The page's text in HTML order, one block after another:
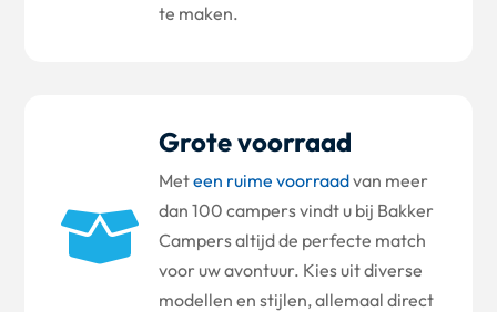
te maken.

Grote voorraad
Meteen ruime voorraadvan meer
dan 100 campers vindt u bij Bakker
Campers altijd de perfecte match
voor uw avontuur. Kies uit diverse
modellen en stijlen, allemaal direct